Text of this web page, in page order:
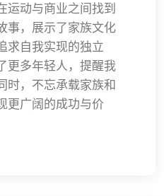
运动与商业之间找到
事，展示了家族文化
求自我实现的独立
更多年轻人，提醒我
时，不忘承载家族和
更广阔的成功与价